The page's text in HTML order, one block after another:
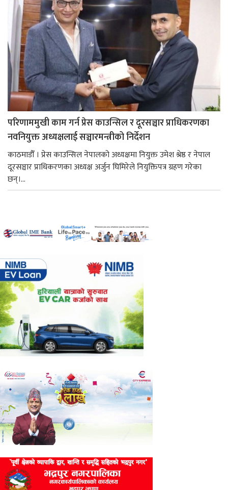
परिणाममुखी काम गर्न प्रेस काउन्सिल र दूरसञ्चार प्राधिकरणका
नवनियुक्त अध्यक्षलाई सञ्चारमन्त्रीको निर्देशन
काठमाडौँ । प्रेस काउन्सिल नेपालको अध्यक्षमा नियुक्त उमेश श्रेष्ठ र नेपाल
दूरसञ्चार प्राधिकरणका अध्यक्ष अर्जुन घिमिरेले नियुक्तिपत्र ग्रहण गरेका
छन्।...